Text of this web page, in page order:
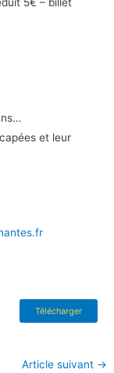
et leur
Télécharger
Article suivant →